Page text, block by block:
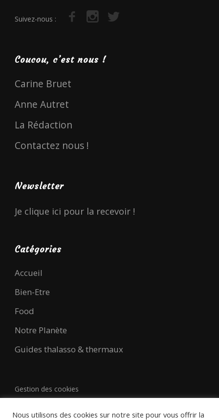
Suivez-nous :
Coucou, c’est nous !
Carine Bruet
Anne Autret
La Rédaction
Contactez nous !
Newsletter
Je clique ici pour la recevoir !
Catégories
Accueil
Bien-Etre
Food
Notre Planète
Guides thalasso & thermaux
Gestion des cookies
Nous utilisons des cookies sur notre site pour vous offrir la